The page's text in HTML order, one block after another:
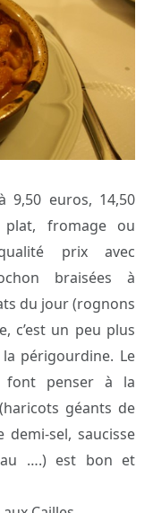
9,50 euros, 14,50
fromage ou
prix avec
braisées à
du jour (rognons
c’est un peu plus
périgourdine. Le
font penser à la
géants de
sel, saucisse
….) est bon et